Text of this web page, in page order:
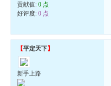
贡献值:0 点
好评度:0 点
【平定天下】
新手上路